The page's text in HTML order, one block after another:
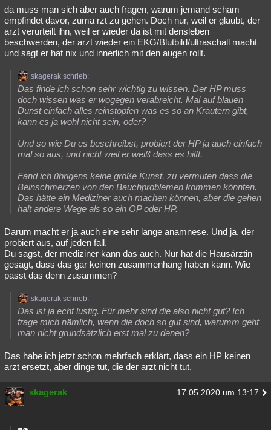
Astronomie Helpdesk Gruppen Gaming Filme
Musik Clash Verbesserungen Allmystery English
Besucht Teilgenommen
Lesenswert Schlüsselwörter
da muss man sich aber auch fragen, warum jemand scham
empfindet davor, zuma rzt zu gehen. Doch nur, weil er glaubt, der
arzt verurteilt ihn, weil er wieder da ist mit densleben
beschwerden, der arzt wieder ein EKG/Blutbild/ultraschall macht
und sagt er hat nix und innerlich mit den augen rollt.
skagerak schrieb:
Das finde ich schon sehr wichtig zu wissen. Der HP muss
doch wissen was er wogegen verabreicht. Mal auf blauen
Dunst einfach alles reinstopfen was es so an Kräutern gibt,
kann es ja wohl nicht sein, oder?
Und so wie Du es beschreibst, probiert der HP ja auch einfach
mal so aus, und nicht weil er weiß dass es hilft.
Fand ich übrigens keine große Kunst, zu vermuten dass die
Beinschmerzen von den Bauchproblemen kommen könnten.
Das hätte ein Mediziner auch machen können, aber die gehen
halt andere Wege als so ein OP oder HP.
Darum macht er ja auch eine sehr lange anamnese. Und ja, der
probiert aus, auf jeden fall.
Du sagst, der mediziner kann das auch. Nur hat die Hausärztin
gesagt, dass das gar keinen zusammenhang haben kann. Wie
passt das denn zusammen?
skagerak schrieb:
Das ist ja echt lustig. Für mehr sind die also nicht gut? Ich
frage mich nämlich, wenn die doch so gut sind, warumm geht
man nicht grundsätzlich erst mal zu denen?
Das habe ich jetzt schon mehrfach erklärt, dass ein HP keinen
arzt ersetzt, aber dinge tut, die der arzt nicht tut.
skagerak 17.05.2020 um 13:17